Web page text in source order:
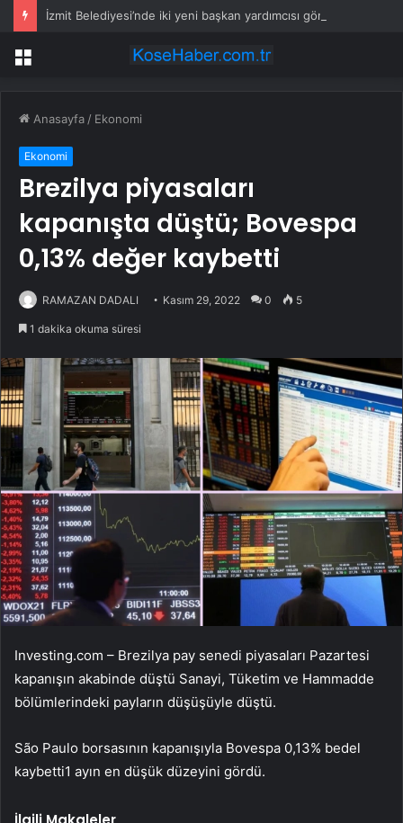
Menü
Anasayfa / Ekonomi
Ekonomi
Brezilya piyasaları
kapanışta düştü; Bovespa
0,13% değer kaybetti
RAMAZAN DADALI Kasım 29, 2022 0 5
1 dakika okuma süresi
Investing.com – Brezilya pay senedi piyasaları Pazartesi
kapanışın akabinde düştü Sanayi, Tüketim ve Hammadde
bölümlerindeki payların düşüşüyle düştü.
São Paulo borsasının kapanışıyla Bovespa 0,13% bedel
kaybetti1 ayın en düşük düzeyini gördü.